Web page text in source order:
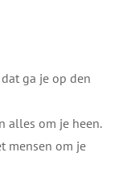
ga je op den
alles om je heen.
mensen om je